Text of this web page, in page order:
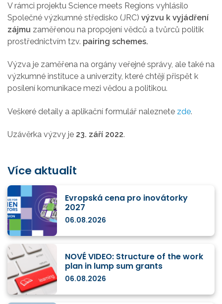
V rámci projektu Science meets Regions vyhlásilo
Společné výzkumné středisko (JRC) výzvu k vyjádření
zájmu zaměřenou na propojení vědců a tvůrců politik
prostřednictvím tzv. pairing schemes.
Výzva je zaměřena na orgány veřejné správy, ale také na
výzkumné instituce a univerzity, které chtějí přispět k
posílení komunikace mezi vědou a politikou.
Veškeré detaily a aplikační formulář naleznete zde.
Uzávěrka výzvy je 23. září 2022.
Více aktualit
Evropská cena pro inovátorky
2027
06.08.2026
NOVÉ VIDEO: Structure of the work
plan in lump sum grants
06.08.2026